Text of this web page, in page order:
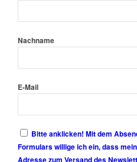
Nachname
E-Mail
Bitte anklicken! Mit dem
Formulars willige ich ein, dass